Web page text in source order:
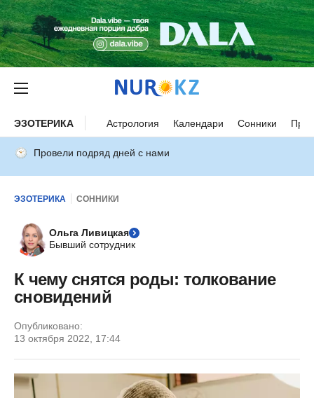
ЭЗОТЕРИКА Астрология Календари Сонники
Провели подряд дней с нами
ЭЗОТЕРИКА СОННИКИ
Ольга Ливицкая
Бывший сотрудник
К чему снятся роды: толкование
сновидений
Опубликовано:
13 октября 2022, 17:44